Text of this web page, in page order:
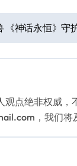
《神话永恒》守
点绝非权威，
，我们将